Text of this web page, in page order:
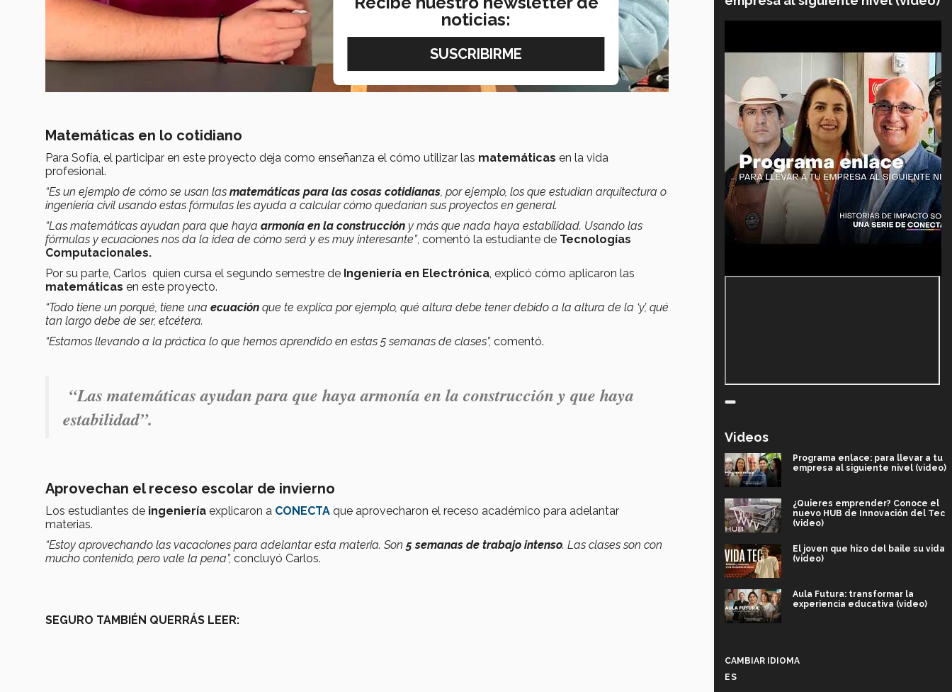
Matemáticas en lo cotidiano
Para Sofía, el participar en este proyecto deja como enseñanza el cómo utilizar las matemáticas en la vida
profesional.
“Es un ejemplo de cómo se usan las matemáticas para las cosas cotidianas, por ejemplo, los que estudian arquitectura o
ingeniería civil usando estas fórmulas les ayuda a calcular cómo quedarían sus proyectos en general.
“Las matemáticas ayudan para que haya armonía en la construcción y más que nada haya estabilidad. Usando las
fórmulas y ecuaciones nos da la idea de cómo será y es muy interesante”, comentó la estudiante de Tecnologías
Computacionales.
Por su parte, Carlos quien cursa el segundo semestre de Ingeniería en Electrónica, explicó cómo aplicaron las
matemáticas en este proyecto.
“Todo tiene un porqué, tiene una ecuación que te explica por ejemplo, qué altura debe tener debido a la altura de la ‘y’, qué
tan largo debe de ser, etcétera.
“Estamos llevando a la práctica lo que hemos aprendido en estas 5 semanas de clases”, comentó.
“Las matemáticas ayudan para que haya armonía en la construcción y que haya
estabilidad”.
Aprovechan el receso escolar de invierno
Los estudiantes de ingeniería explicaron a CONECTA que aprovecharon el receso académico para adelantar
materias.
“Estoy aprovechando las vacaciones para adelantar esta materia. Son 5 semanas de trabajo intenso. Las clases son con
mucho contenido, pero vale la pena”, concluyó Carlos.
SEGURO TAMBIÉN QUERRÁS LEER:
Videos
Programa enlace: para llevar a tu
empresa al siguiente nivel (video)
¿Quieres emprender? Conoce el
nuevo HUB de Innovación del Tec
(video)
El joven que hizo del baile su vida
(video)
Aula Futura: transformar la
experiencia educativa (video)
CAMBIAR IDIOMA
ES
noticias: